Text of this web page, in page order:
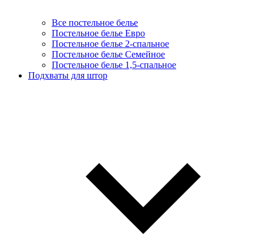
Все постельное белье
Постельное белье Евро
Постельное белье 2-спальное
Постельное белье Семейное
Постельное белье 1,5-спальное
Подхваты для штор